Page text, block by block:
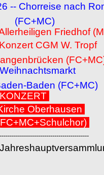
-- Chorreise nach
Friedhof
CGM W. Tropf
(FC+MC)
Oberhausen